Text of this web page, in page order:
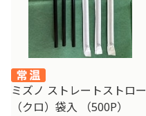
ミズノ ストレートストロー
（クロ）袋入 （500P）